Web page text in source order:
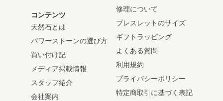
コンテンツ
天然石とは
パワーストーンの選び方
買い付け記
メディア掲載情報
スタッフ紹介
会社案内
修理について
ブレスレットのサイズ
ギフトラッピング
よくある質問
利用規約
プライバシーポリシー
特定商取引に基づく表記